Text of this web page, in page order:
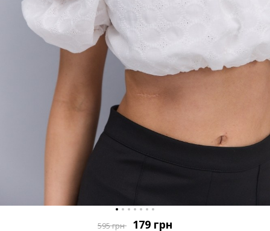
595грн 179 грн